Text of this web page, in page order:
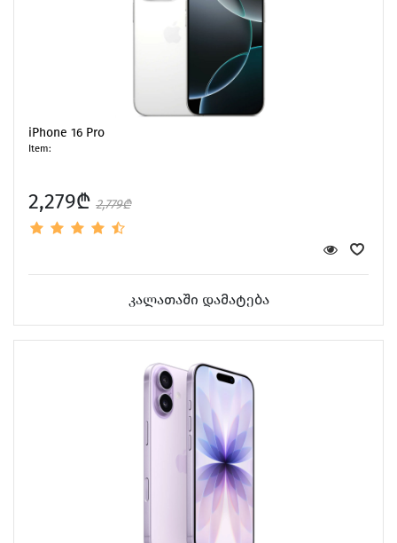
iPhone 16 Pro
Item:
2,279₾ 2,779₾
კალათაში დამატება